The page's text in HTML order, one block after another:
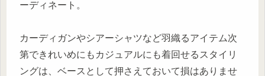
ーディネート。
カーディガンやシアーシャツなど羽織るアイテム次
第できれいめにもカジュアルにも着回せるスタイリ
ングは、ベースとして押さえておいて損はありませ